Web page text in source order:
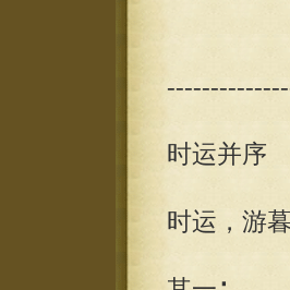
时运并序
时运，游